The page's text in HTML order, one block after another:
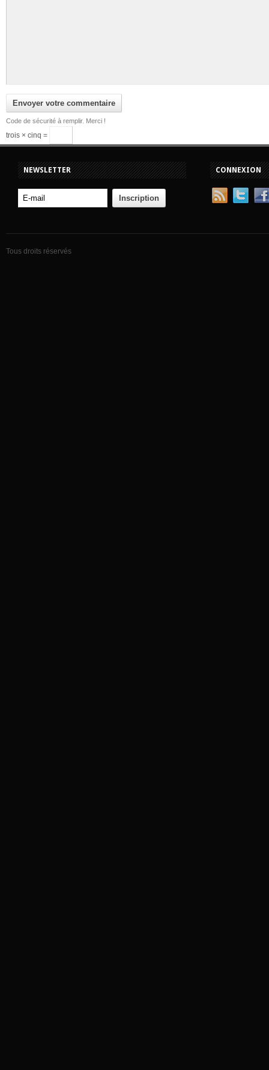
Code de sécurité à remplir. Merci !
trois × cinq =
NEWSLETTER CONNEXION
Tous droits réservés